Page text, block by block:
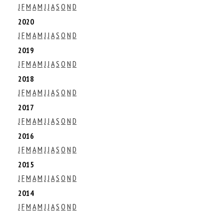
J FM AM J J AS O N D
2020
J FM AM J J AS O N D
2019
J FM AM J J AS O N D
2018
J FM AM J J AS O N D
2017
J FM AM J J AS O N D
2016
J FM AM J J AS O N D
2015
J FM AM J J AS O N D
2014
J FM AM J J AS O N D